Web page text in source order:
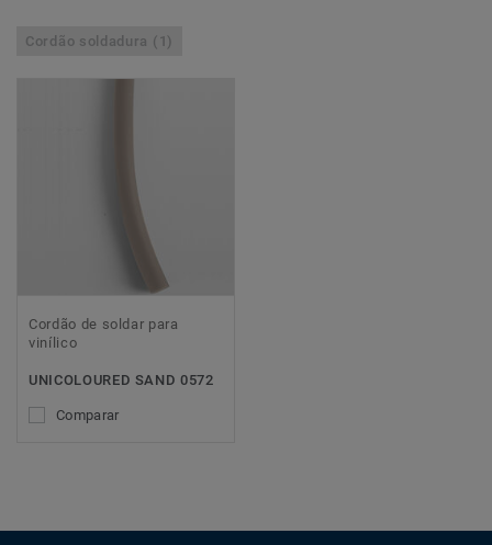
Cordão soldadura (1)
Cordão de soldar para
vinílico
UNICOLOURED SAND 0572
Comparar